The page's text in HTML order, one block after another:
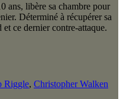
ans, libère sa chambre pour
Déterminé à récupérer sa
ce dernier contre-attaque.
Riggle, Christopher Walken